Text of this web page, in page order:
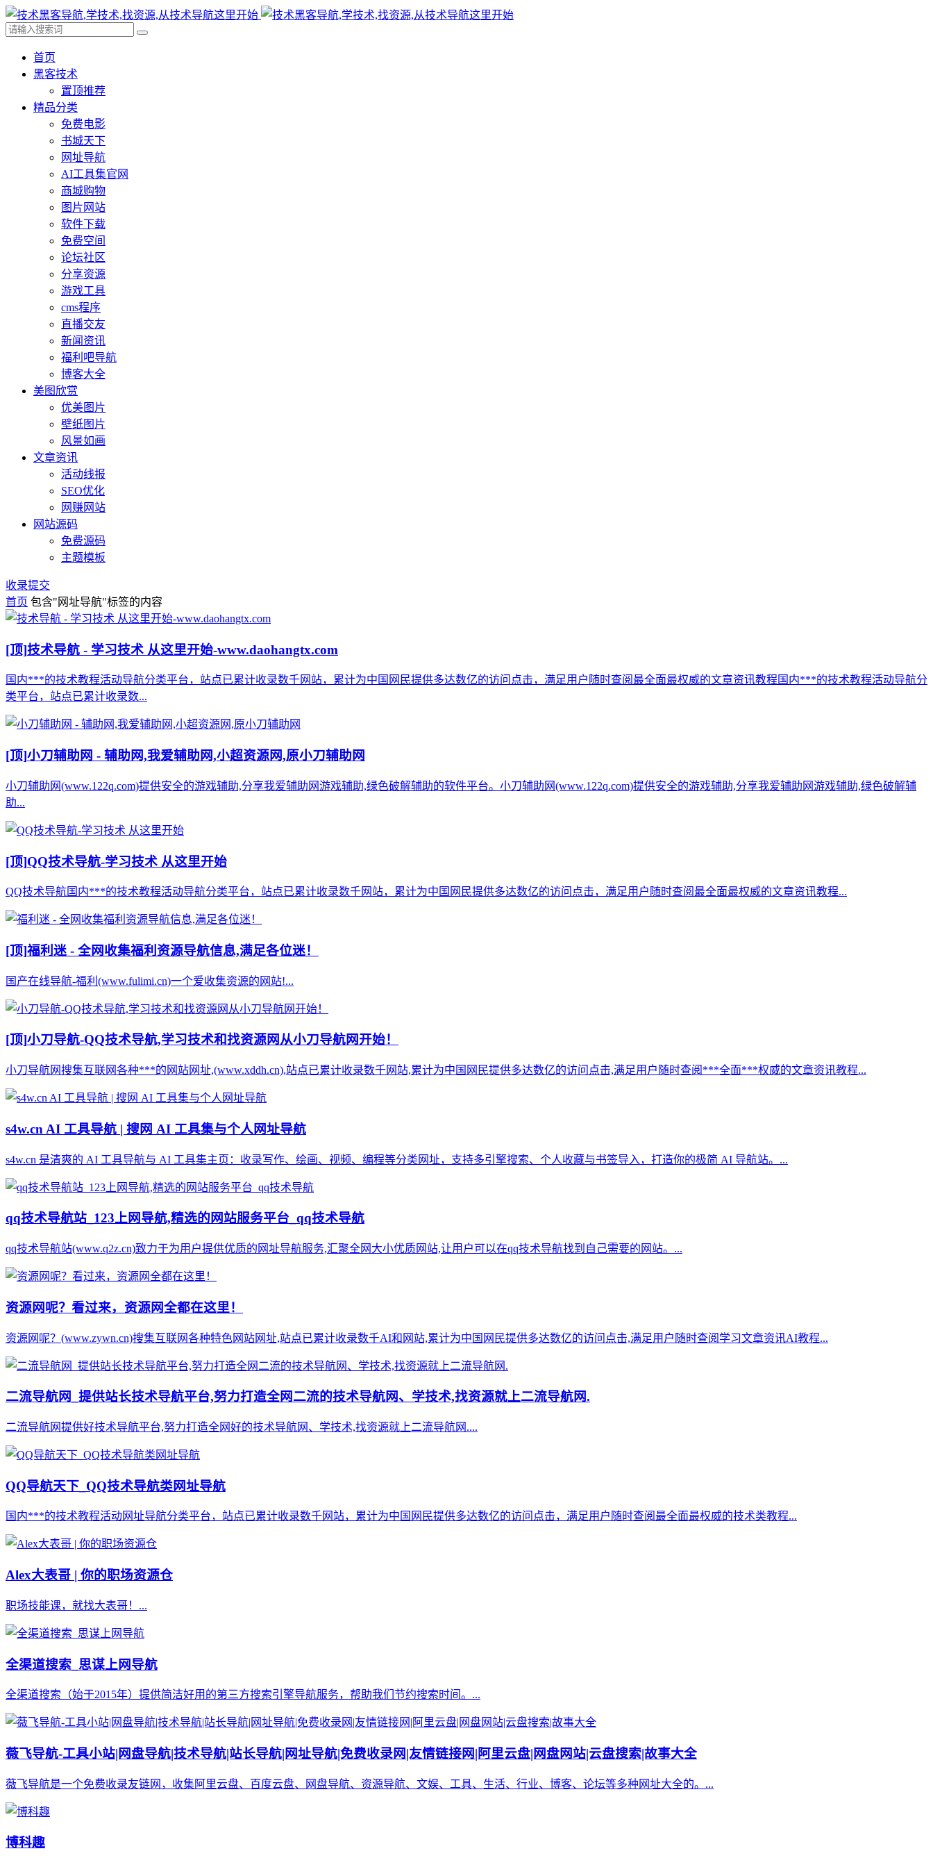
首页
黑客技术
置顶推荐
精品分类
免费电影
书城天下
网址导航
AI工具集官网
商城购物
图片网站
软件下载
免费空间
论坛社区
分享资源
游戏工具
cms程序
直播交友
新闻资讯
福利吧导航
博客大全
美图欣赏
优美图片
壁纸图片
风景如画
文章资讯
活动线报
SEO优化
网赚网站
网站源码
免费源码
主题模板
收录提交
首页 包含"网址导航"标签的内容
[顶]技术导航 - 学习技术 从这里开始-www.daohangtx.com
国内***的技术教程活动导航分类平台，站点已累计收录数千网站，累计为中国网民提供多达数亿的访问点击，满足用户随时查阅最全面最权威的文章资讯教程国内***的技术教程活动导航分
类平台，站点已累计收录数...
[顶]小刀辅助网 - 辅助网,我爱辅助网,小超资源网,原小刀辅助网
小刀辅助网(www.122q.com)提供安全的游戏辅助,分享我爱辅助网游戏辅助,绿色破解辅助的软件平台。小刀辅助网(www.122q.com)提供安全的游戏辅助,分享我爱辅助网游戏辅助,绿色破解辅
助...
[顶]QQ技术导航-学习技术 从这里开始
QQ技术导航国内***的技术教程活动导航分类平台，站点已累计收录数千网站，累计为中国网民提供多达数亿的访问点击，满足用户随时查阅最全面最权威的文章资讯教程...
[顶]福利迷 - 全网收集福利资源导航信息,满足各位迷！
国产在线导航-福利(www.fulimi.cn)一个爱收集资源的网站!...
[顶]小刀导航-QQ技术导航,学习技术和找资源网从小刀导航网开始！
小刀导航网搜集互联网各种***的网站网址,(www.xddh.cn),站点已累计收录数千网站,累计为中国网民提供多达数亿的访问点击,满足用户随时查阅***全面***权威的文章资讯教程...
s4w.cn AI 工具导航 | 搜网 AI 工具集与个人网址导航
s4w.cn 是清爽的 AI 工具导航与 AI 工具集主页：收录写作、绘画、视频、编程等分类网址，支持多引擎搜索、个人收藏与书签导入，打造你的极简 AI 导航站。...
qq技术导航站_123上网导航,精选的网站服务平台_qq技术导航
qq技术导航站(www.q2z.cn)致力于为用户提供优质的网址导航服务,汇聚全网大小优质网站,让用户可以在qq技术导航找到自己需要的网站。...
资源网呢？看过来，资源网全都在这里！
资源网呢？(www.zywn.cn)搜集互联网各种特色网站网址,站点已累计收录数千AI和网站,累计为中国网民提供多达数亿的访问点击,满足用户随时查阅学习文章资讯AI教程...
二流导航网_提供站长技术导航平台,努力打造全网二流的技术导航网、学技术,找资源就上二流导航网.
二流导航网提供好技术导航平台,努力打造全网好的技术导航网、学技术,找资源就上二流导航网....
QQ导航天下_QQ技术导航类网址导航
国内***的技术教程活动网址导航分类平台，站点已累计收录数千网站，累计为中国网民提供多达数亿的访问点击，满足用户随时查阅最全面最权威的技术类教程...
Alex大表哥 | 你的职场资源仓
职场技能课，就找大表哥！...
全渠道搜索_思谋上网导航
全渠道搜索（始于2015年）提供简洁好用的第三方搜索引擎导航服务，帮助我们节约搜索时间。...
薇飞导航-工具小站|网盘导航|技术导航|站长导航|网址导航|免费收录网|友情链接网|阿里云盘|网盘网站|云盘搜索|故事大全
薇飞导航是一个免费收录友链网，收集阿里云盘、百度云盘、网盘导航、资源导航、文娱、工具、生活、行业、博客、论坛等多种网址大全的。...
博科趣